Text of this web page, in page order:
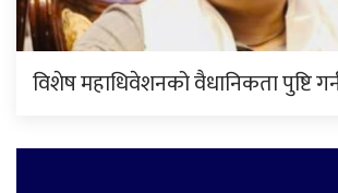
विशेष महाधिवेशनको वैधानिकता पुष्टि